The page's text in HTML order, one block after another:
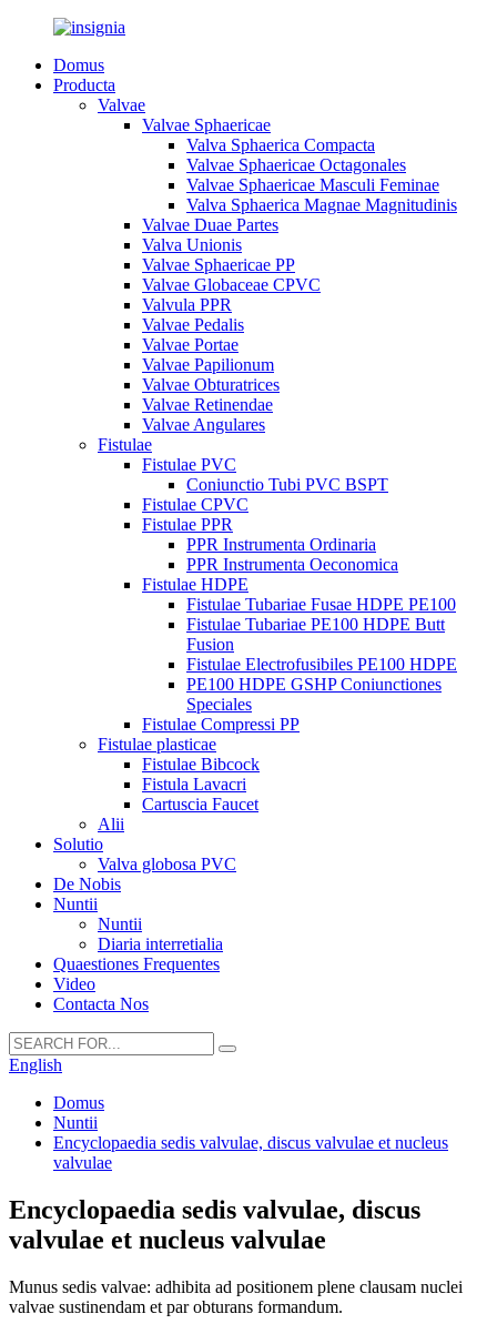
Domus
Producta
Valvae
Valvae Sphaericae
Valva Sphaerica Compacta
Valvae Sphaericae Octagonales
Valvae Sphaericae Masculi Feminae
Valva Sphaerica Magnae Magnitudinis
Valvae Duae Partes
Valva Unionis
Valvae Sphaericae PP
Valvae Globaceae CPVC
Valvula PPR
Valvae Pedalis
Valvae Portae
Valvae Papilionum
Valvae Obturatrices
Valvae Retinendae
Valvae Angulares
Fistulae
Fistulae PVC
Coniunctio Tubi PVC BSPT
Fistulae CPVC
Fistulae PPR
PPR Instrumenta Ordinaria
PPR Instrumenta Oeconomica
Fistulae HDPE
Fistulae Tubariae Fusae HDPE PE100
Fistulae Tubariae PE100 HDPE Butt
Fusion
Fistulae Electrofusibiles PE100 HDPE
PE100 HDPE GSHP Coniunctiones
Speciales
Fistulae Compressi PP
Fistulae plasticae
Fistulae Bibcock
Fistula Lavacri
Cartuscia Faucet
Alii
Solutio
Valva globosa PVC
De Nobis
Nuntii
Nuntii
Diaria interretialia
Quaestiones Frequentes
Video
Contacta Nos
English
Domus
Nuntii
Encyclopaedia sedis valvulae, discus valvulae et nucleus
valvulae
Encyclopaedia sedis valvulae, discus
valvulae et nucleus valvulae
Munus sedis valvae: adhibita ad positionem plene clausam nuclei
valvae sustinendam et par obturans formandum.